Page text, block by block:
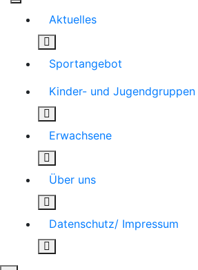
Aktuelles
Sportangebot
Kinder- und Jugendgruppen
Erwachsene
Über uns
Datenschutz/ Impressum